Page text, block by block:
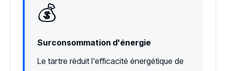
💰
Surconsommation d'énergie
Le tartre réduit l'efficacité énergétique de